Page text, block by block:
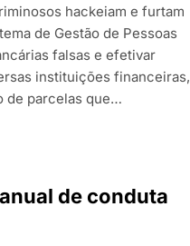
hackeiam e furtam
de Gestão de Pessoas
falsas e efetivar
instituições financeiras,
de parcelas que…
de conduta